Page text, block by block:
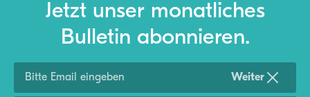
Jetzt unser monatliches
Bulletin abonnieren.
Weiter